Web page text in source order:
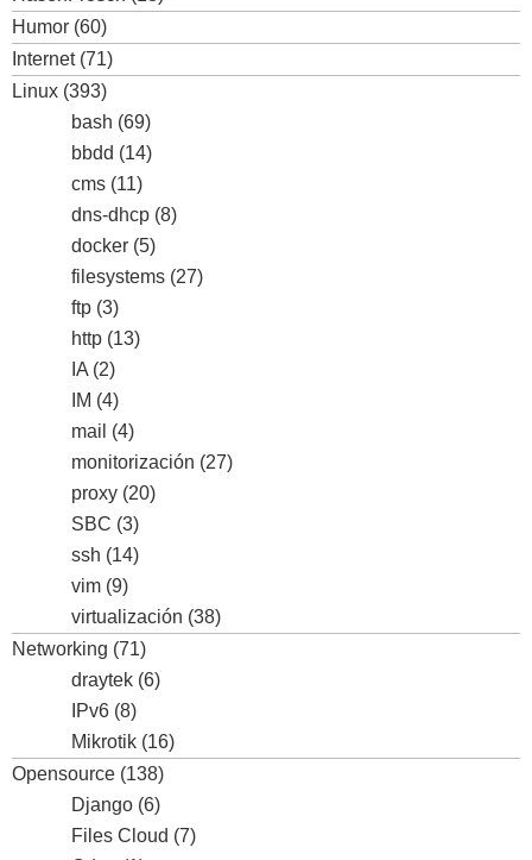
Humor (60)
Internet(71)
Linux (393)
bash (69)
bbdd (14)
cms (11)
dns-dhcp (8)
docker (5)
filesystems (27)
ftp (3)
http (13)
IA (2)
IM (4)
mail (4)
monitorización (27)
proxy (20)
SBC (3)
ssh (14)
vim (9)
virtualización (38)
Networking (71)
draytek (6)
IPv6 (8)
Mikrotik (16)
Opensource (138)
Django (6)
Files Cloud (7)